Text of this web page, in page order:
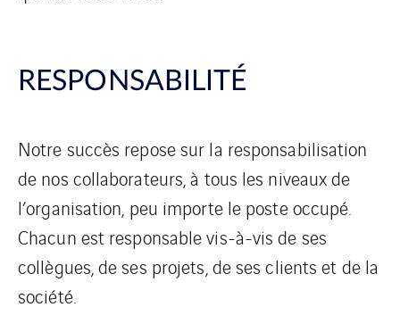
RESPONSABILITÉ
Notre succès repose sur la responsabilisation
de nos collaborateurs, à tous les niveaux de
l’organisation, peu importe le poste occupé.
Chacun est responsable vis-à-vis de ses
collègues, de ses projets, de ses clients et de la
société.